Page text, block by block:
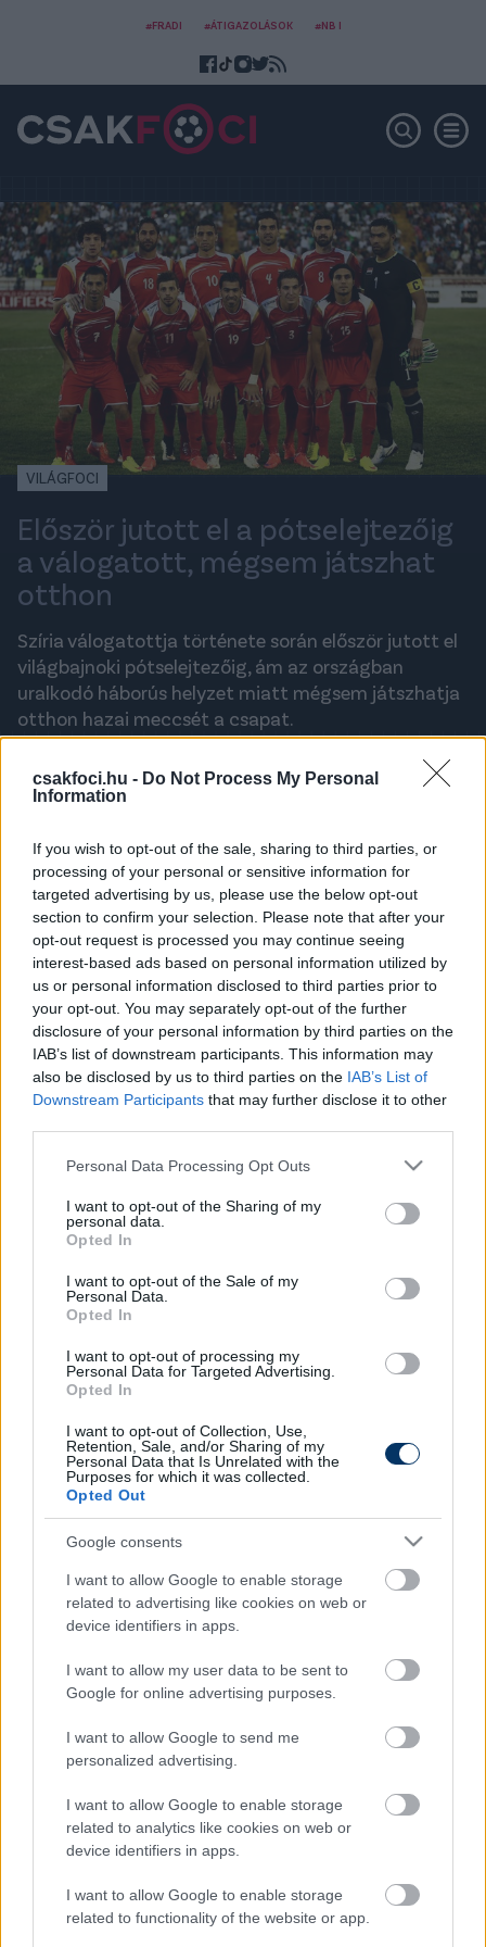
csakfoci.hu - Do Not Process My Personal
Information
If you wish to opt-out of the sale, sharing to third parties, or
processing of your personal or sensitive information for
targeted advertising by us, please use the below opt-out
section to confirm your selection. Please note that after your
opt-out request is processed you may continue seeing
interest-based ads based on personal information utilized by
us or personal information disclosed to third parties prior to
your opt-out. You may separately opt-out of the further
disclosure of your personal information by third parties on the
IAB’s list of downstream participants. This information may
also be disclosed by us to third parties on the IAB’s List of
Downstream Participants that may further disclose it to other
Please note that this website/app uses one or more Google
not limited to your visit or usage behaviour. You may click to
grant or deny consent to Google and its third-party tags to
use your data for below specified purposes in below Google
consent section.
Personal Data Processing Opt Outs
I want to opt-out of the Sharing of my
personal data.
Opted In
I want to opt-out of the Sale of my
Personal Data.
Opted In
I want to opt-out of processing my
Personal Data for Targeted Advertising.
Opted In
I want to opt-out of Collection, Use,
Retention, Sale, and/or Sharing of my
Personal Data that Is Unrelated with the
Purposes for which it was collected.
Opted Out
Google consents
I want to allow Google to enable storage
related to advertising like cookies on web or
device identifiers in apps.
I want to allow my user data to be sent to
Google for online advertising purposes.
I want to allow Google to send me
personalized advertising.
I want to allow Google to enable storage
related to analytics like cookies on web or
device identifiers in apps.
I want to allow Google to enable storage
related to functionality of the website or app.
#FRADI #ÁTIGAZOLÁSOK #NB I
VILÁGFOCI
Először jutott el a pótselejtezőig
a válogatott, mégsem játszhat
otthon
Szíria válogatottja története során először jutott el
világbajnoki pótselejtezőig, ám az országban
uralkodó háborús helyzet miatt mégsem játszhatja
otthon hazai meccsét a csapat.
ADMIN
2017. OKTÓBER 5., CSÜTÖRTÖK 9:35
A legfrissebb hírekért kövess minket a
CsakfociGoogle News oldalán is!
Hatalmas bravúrt ért el Szíria válogatottja, miután
Üzbegisztánt, Kínát és Katart megelőzve harmadik
lett a vb-selejtezőcsoportjában, vagyis pótselejtezőt
játszhat a jövő évi oroszországi részvételért.
Az Ayman Al Hakeem irányította csapat azonban
nem élvezheti majd a hazai pálya előnyét a
pótselejtezőben az országukban tapasztalható
így kénytelenek Malajziában lejátszani, míg az egy
héttel későbbi visszavágóra Sydney-ben kerül majd
Itt állíthatod be, hogy a Csakfoci az elsők
Link másolása Email küldés
CÍMKÉK: #VB-SELEJTEZŐ
Autópiac
Yamaha Pw 50
Szín:
798 000 Ft
Volvo Ex30
12 500 000 Ft